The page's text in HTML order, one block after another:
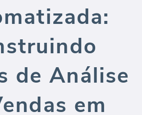
de Análise
em